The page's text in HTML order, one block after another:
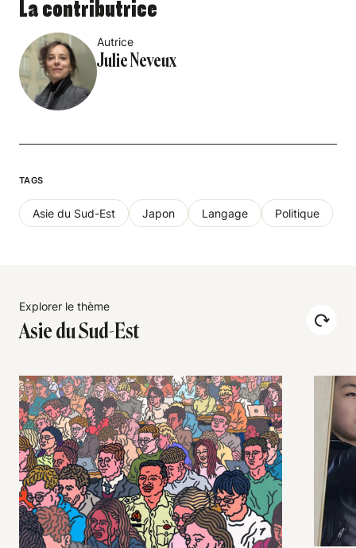
La contributrice
Autrice
Julie Neveux
TAGS
Asie du Sud-Est Japon Langage Politique
Explorer le thème
Asie du Sud-Est